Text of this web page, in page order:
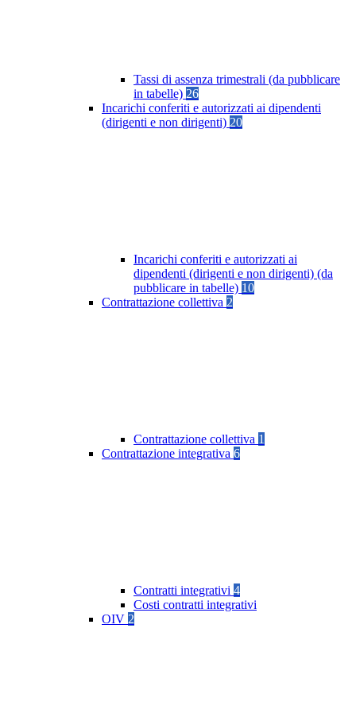
Tassi di assenza trimestrali (da pubblicare
in tabelle) 26
Incarichi conferiti e autorizzati ai dipendenti
(dirigenti e non dirigenti) 20
Incarichi conferiti e autorizzati ai
dipendenti (dirigenti e non dirigenti) (da
pubblicare in tabelle) 10
Contrattazione collettiva 2
Contrattazione collettiva 1
Contrattazione integrativa 6
Contratti integrativi 4
Costi contratti integrativi
OIV 2